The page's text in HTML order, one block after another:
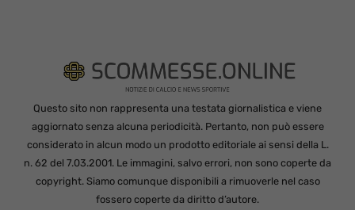
Questo sito non rappresenta una testata giornalistica e viene
aggiornato senza alcuna periodicità. Pertanto, non può essere
considerato in alcun modo un prodotto editoriale ai sensi della L.
n. 62 del 7.03.2001. Le immagini, salvo errori, non sono coperte da
copyright. Siamo comunque disponibili a rimuoverle nel caso
fossero coperte da diritto d’autore.